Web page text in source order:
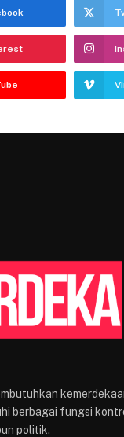
berbagai fungsi
politik.